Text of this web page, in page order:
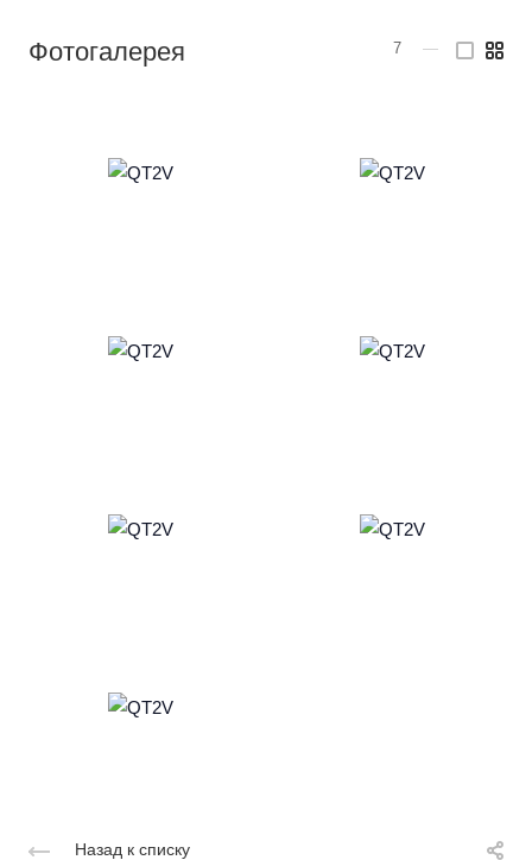
Фотогалерея 7 —
Назад к списку